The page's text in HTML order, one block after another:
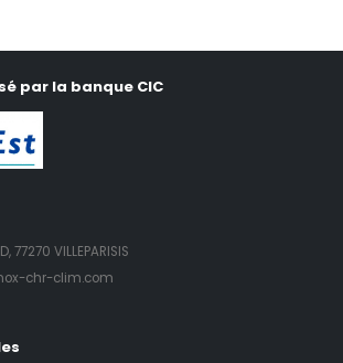
par la banque CIC
77270 VILLEPARISIS
chr-clim.com